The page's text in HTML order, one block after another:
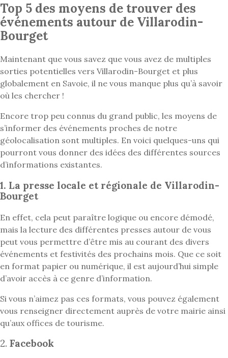
Top 5 des moyens de trouver des
événements autour de Villarodin-
Bourget
Maintenant que vous savez que vous avez de multiples
sorties potentielles vers Villarodin-Bourget et plus
globalement en Savoie, il ne vous manque plus qu’à savoir
où les chercher !
Encore trop peu connus du grand public, les moyens de
s’informer des événements proches de notre
géolocalisation sont multiples. En voici quelques-uns qui
pourront vous donner des idées des différentes sources
d’informations existantes.
1. La presse locale et régionale de Villarodin-
Bourget
En effet, cela peut paraître logique ou encore démodé,
mais la lecture des différentes presses autour de vous
peut vous permettre d’être mis au courant des divers
événements et festivités des prochains mois. Que ce soit
en format papier ou numérique, il est aujourd’hui simple
d’avoir accès à ce genre d’information.
Si vous n’aimez pas ces formats, vous pouvez également
vous renseigner directement auprès de votre mairie ainsi
qu’aux offices de tourisme.
2. Facebook